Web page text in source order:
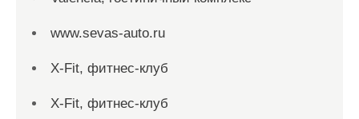
www.sevas-auto.ru
X-Fit, фитнес-клуб
X-Fit, фитнес-клуб